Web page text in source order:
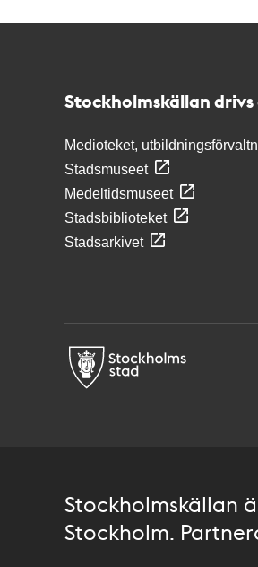
Stockholmskällan drivs
Medioteket,
Stadsmuseet
Medeltidsmuseet
Stadsbiblioteket
Stadsarkivet
Stockholmskällan
Stockholm.